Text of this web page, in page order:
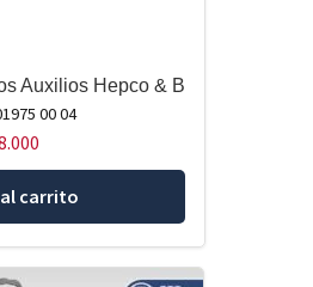
Auxilios Hepco & B
00 04
carrito